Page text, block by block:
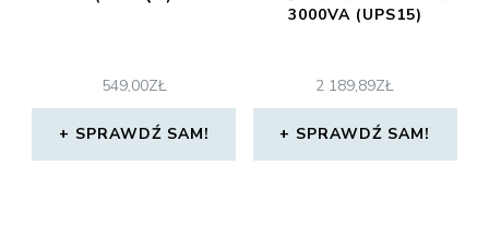
549,00ZŁ
SPRAWDŹ SAM!
3000VA (UPS15)
2 189,89ZŁ
SPRAWDŹ SAM!